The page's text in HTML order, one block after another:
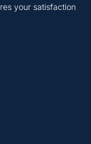
your satisfaction